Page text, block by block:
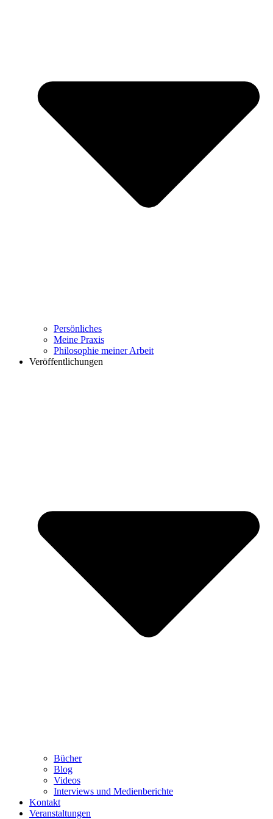
Persönliches
Meine Praxis
Philosophie meiner Arbeit
Veröffentlichungen
Bücher
Blog
Videos
Interviews und Medienberichte
Kontakt
Veranstaltungen